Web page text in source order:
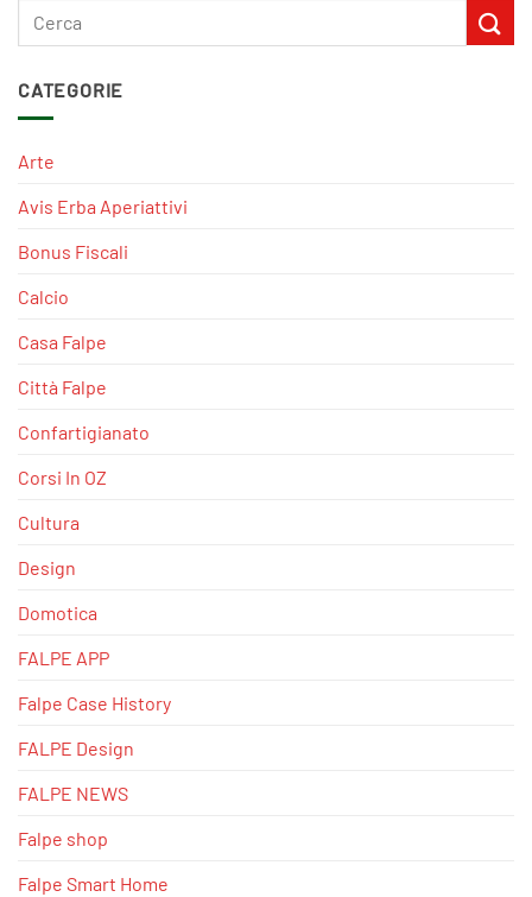
CATEGORIE
Arte
Avis Erba Aperiattivi
Bonus Fiscali
Calcio
Casa Falpe
Città Falpe
Confartigianato
Corsi In OZ
Cultura
Design
Domotica
FALPE APP
Falpe Case History
FALPE Design
FALPE NEWS
Falpe shop
Falpe Smart Home